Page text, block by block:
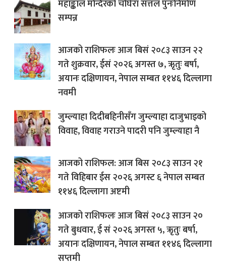
महाङ्काल मन्दिरको चौघेरा सत्तल पुनःनिर्माण
सम्पन्न
आजको राशिफलः आज बिसं २०८३ साउन २२
गते शुक्रवार, ईसं २०२६ अगस्त ७, ऋृतुः बर्षा,
अयानः दक्षिणायन, नेपाल सम्बत ११४६ दिल्लागा
नवमी
जुम्ल्याहा दिदीबहिनीसँग जुम्ल्याहा दाजुभाइको
विवाह, विवाह गराउने पादरी पनि जुम्ल्याहा नै
आजको राशिफल: आज बिस २०८३ साउन २१
गते विहिबार ईस २०२६ अगस्ट ६ नेपाल सम्बत
११४६ दिल्लागा अष्टमी
आजको राशिफलः आज बिसं २०८३ साउन २०
गते बुधवार, ई सं २०२६ अगस्त ५, ऋृतुः बर्षा,
अयानः दक्षिणायन, नेपाल सम्बत ११४६ दिल्लागा
सप्तमी